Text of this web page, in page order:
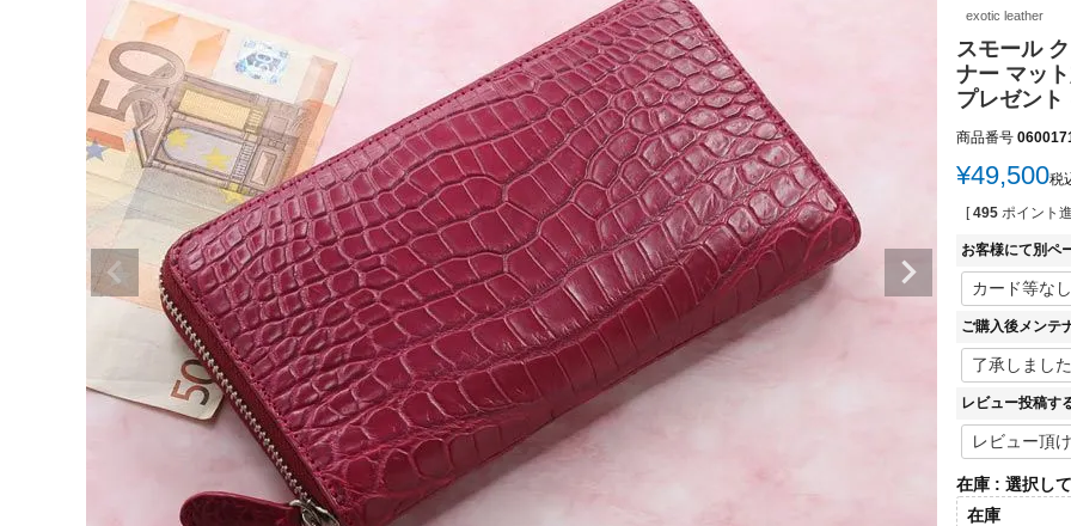
exotic leather
スモール
ナー マッ
プレゼン
商品番号
¥49,500税
[ 495 ポイント
お客様にて別ペ
ご購入後メンテ
レビュー投稿す
在庫
選択し
在庫